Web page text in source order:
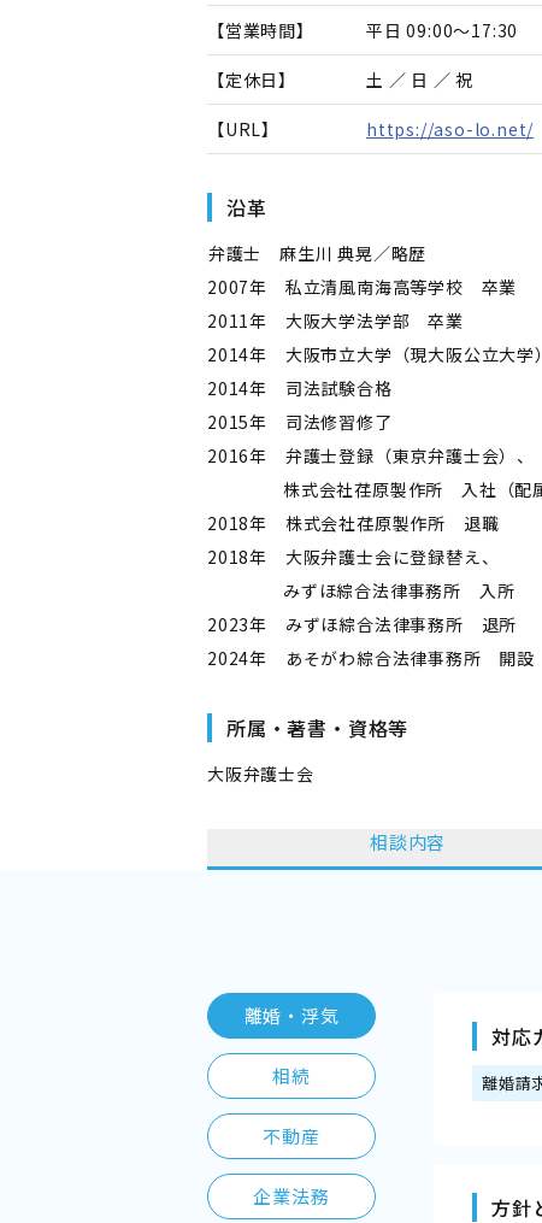
【営業時間】 平日 09:00～17:30
【定休日】 土 ／ 日 ／ 祝
【URL】 https://aso-lo.net/
沿革
――弁護士 麻生川 典晃／略歴――
2007年 私立清風南海高等学校 卒業
2011年 大阪大学法学部 卒業
2014年 大阪市立大学（現大阪公立大
2014年 司法試験合格
2015年 司法修習修了
2016年 弁護士登録（東京弁護士会）、
株式会社荏原製作所 入社（配属
2018年 株式会社荏原製作所 退職
2018年 大阪弁護士会に登録替え、
みずほ綜合法律事務所 入所
2023年 みずほ綜合法律事務所 退所
2024年 あそがわ綜合法律事務所 開設
所属・著書・資格等
大阪弁護士会
相談内容
離婚・浮気
相続
不動産
企業法務
対応
離婚請
方針